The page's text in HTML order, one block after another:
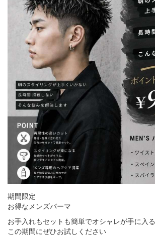
期間限定
お得なメンズパーマ
お手入れもセットも簡単でオシャレが手に入る
この期間にぜひお試しください